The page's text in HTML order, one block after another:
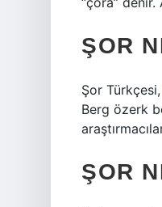
ŞOR
Şor
Berg özerk
ŞOR